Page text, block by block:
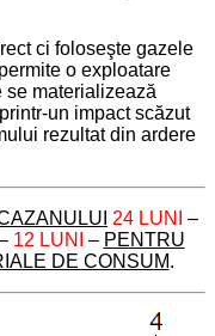
ci foloseşte gazele
o exploatare
materializează
un impact scăzut
rezultat din ardere
24 LUNI –
12 LUNI – PENTRU
DE CONSUM.